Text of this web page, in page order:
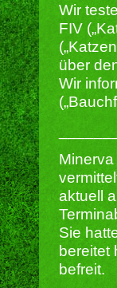
Wir
FIV
über
Wir
aktuell
Sie
bereitet
befreit.